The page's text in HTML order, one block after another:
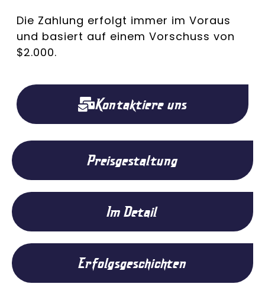
Die Zahlung erfolgt immer im Voraus
und basiert auf einem Vorschuss von
$2.000.
Kontaktiere uns
Preisgestaltung
Im Detail
Erfolgsgeschichten